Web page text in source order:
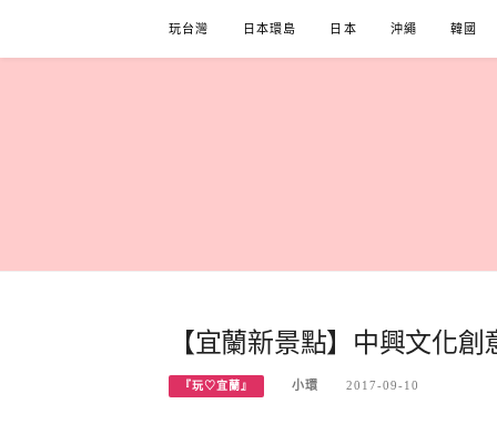
content
玩台灣 日本環島 日本 沖繩 韓國
【宜蘭新景點】中興文化
『玩♡宜蘭』 小環 2017-09-10